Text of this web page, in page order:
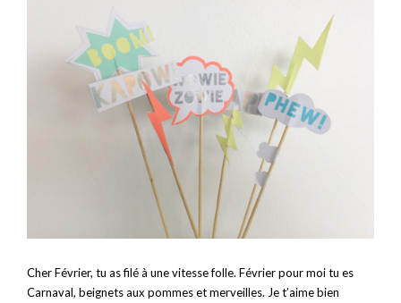
Cher Février, tu as filé à une vitesse folle. Février pour moi tu es
Carnaval, beignets aux pommes et merveilles. Je t’aime bien